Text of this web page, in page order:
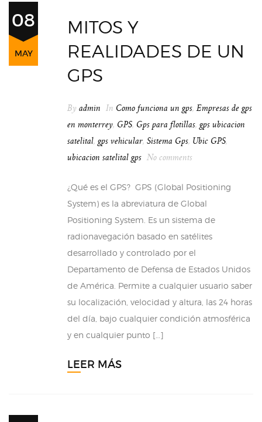
08
MAY
MITOS Y
REALIDADES DE UN
GPS
By admin In Como funciona un gps, Empresas de gps
en monterrey, GPS, Gps para flotillas, gps ubicacion
satelital, gps vehicular, Sistema Gps, Ubic GPS,
ubicacion satelital gps No comments
¿Qué es el GPS? GPS (Global Positioning
System) es la abreviatura de Global
Positioning System. Es un sistema de
radionavegación basado en satélites
desarrollado y controlado por el
Departamento de Defensa de Estados Unidos
de América. Permite a cualquier usuario saber
su localización, velocidad y altura, las 24 horas
del día, bajo cualquier condición atmosférica
y en cualquier punto […]
LEER MÁS